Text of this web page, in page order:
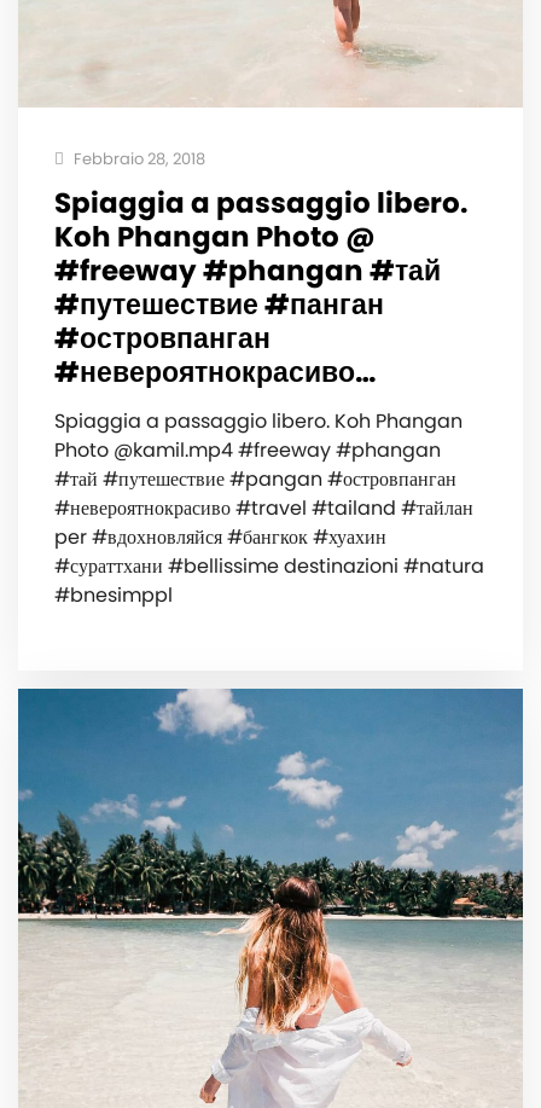
Febbraio 28, 2018
Spiaggia a passaggio libero.
Koh Phangan Photo @
#freeway #phangan #тай
#путешествие #панган
#островпанган
#невероятнокрасиво…
Spiaggia a passaggio libero. Koh Phangan
Photo @kamil.mp4 #freeway #phangan
#тай #путешествие #pangan #островпанган
#невероятнокрасиво #travel #tailand #тайлан
per #вдохновляйся #бангкок #хуахин
#сураттхани #bellissime destinazioni #natura
#bnesimppl